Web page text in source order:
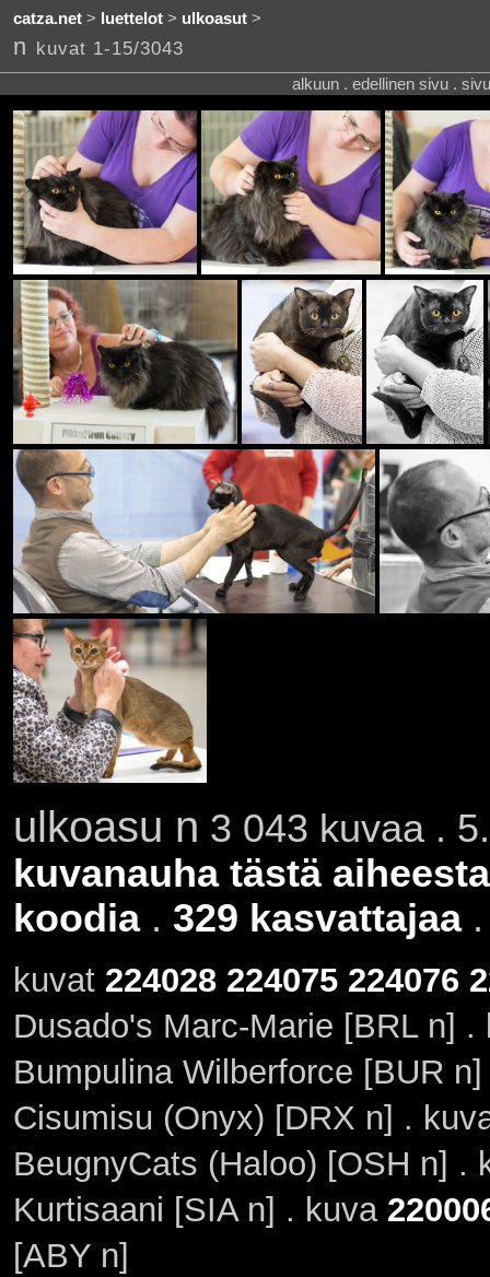
catza.net> luettelot> ulkoasut>
n kuvat 1-15/3043
alkuun . edellinen sivu .
ulkoasu n 3 043 kuvaa .
kuvanauha tästä aiheesta
koodia. 329 kasvattajaa
kuvat 224028 224075 224076
Dusado's Marc-Marie [BRL n]
Bumpulina Wilberforce [BUR
Cisumisu (Onyx) [DRX n] .
BeugnyCats (Haloo) [OSH n] .
Kurtisaani [SIA n] . kuva
[ABY n]